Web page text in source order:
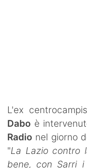
Contatti
L'ex
Dabo è
Radio nel giorno
"La Lazio contro
bene, con Sarri i